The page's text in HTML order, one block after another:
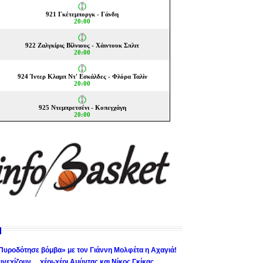
βόμβα» με τον Γιάννη Μολφέτα η Αχαγιά!